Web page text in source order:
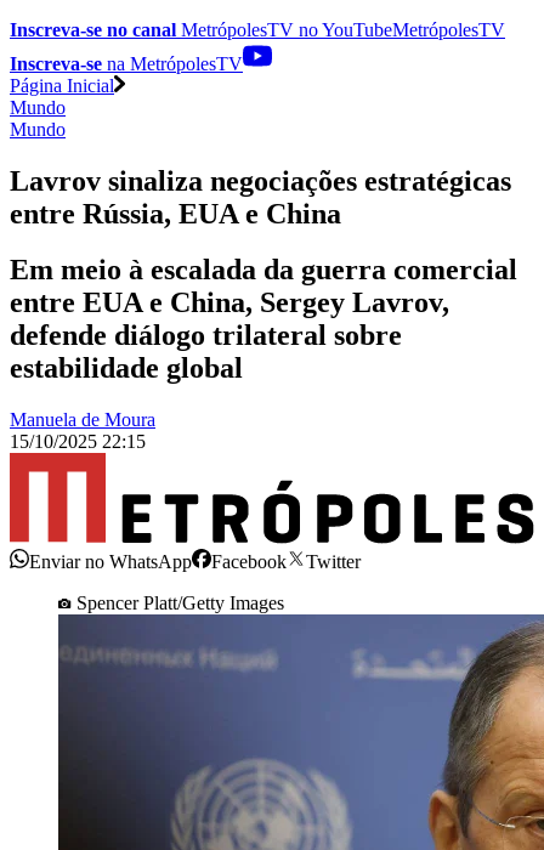
Inscreva-se no canal MetrópolesTV noYouTubeMetrópolesTV
Inscreva-se na MetrópolesTV
Página Inicial
Mundo
Mundo
Lavrov sinaliza negociações estratégicas
entre Rússia, EUA e China
Em meio à escalada da guerra comercial
entre EUA e China, Sergey Lavrov,
defende diálogo trilateral sobre
estabilidade global
Manuela de Moura
15/10/2025 22:15
Enviar no WhatsApp Facebook
Twitter
Spencer Platt/Getty Images